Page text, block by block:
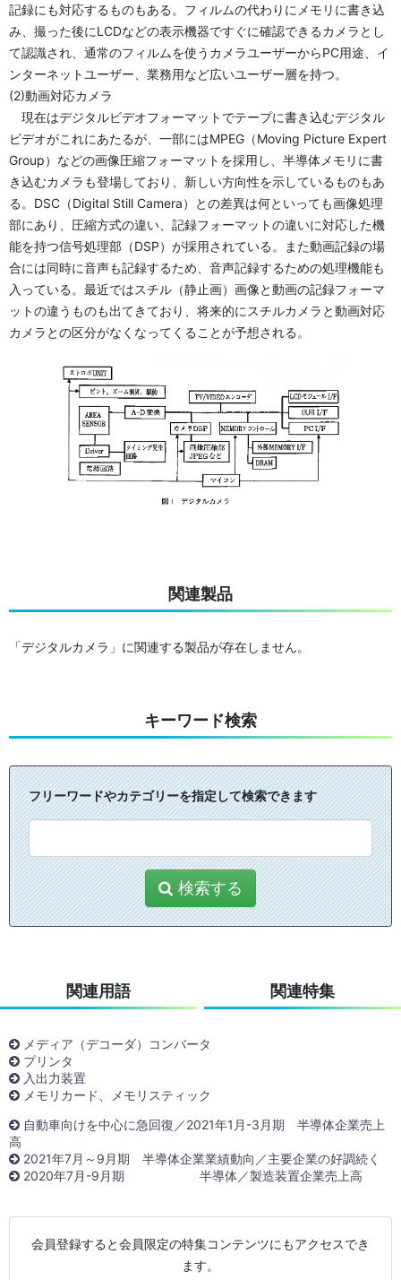
記録にも対応するものもある。フィルムの代わりにメモリに書き込
み、撮った後にLCDなどの表示機器ですぐに確認できるカメラとし
て認識され、通常のフィルムを使うカメラユーザーからPC用途、イ
ンターネットユーザー、業務用など広いユーザー層を持つ。
(2)動画対応カメラ
現在はデジタルビデオフォーマットでテープに書き込むデジタル
ビデオがこれにあたるが、一部にはMPEG（Moving Picture Expert
Group）などの画像圧縮フォーマットを採用し、半導体メモリに書
き込むカメラも登場しており、新しい方向性を示しているものもあ
る。DSC（Digital Still Camera）との差異は何といっても画像処理
部にあり、圧縮方式の違い、記録フォーマットの違いに対応した機
能を持つ信号処理部（DSP）が採用されている。また動画記録の場
合には同時に音声も記録するため、音声記録するための処理機能も
入っている。最近ではスチル（静止画）画像と動画の記録フォーマ
ットの違うものも出てきており、将来的にスチルカメラと動画対応
カメラとの区分がなくなってくることが予想される。
関連製品
「デジタルカメラ」に関連する製品が存在しません。
キーワード検索
フリーワードやカテゴリーを指定して検索できます
検索する
関連用語 関連特集
メディア（デコーダ）コンバータ
プリンタ
入出力装置
メモリカード、メモリスティック
自動車向けを中心に急回復／2021年1月-3月期 半導体企業売上
高
2021年7月～9月期 半導体企業業績動向／主要企業の好調続く
2020年7月-9月期 半導体／製造装置企業売上高
会員登録すると会員限定の特集コンテンツにもアクセスでき
ます。